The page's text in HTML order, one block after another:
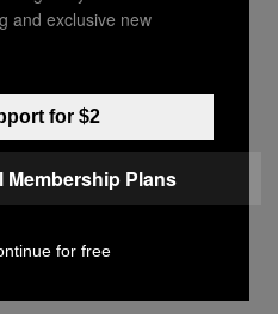
realidades
View
and exclusive new
for $2
Membership Plans
for free